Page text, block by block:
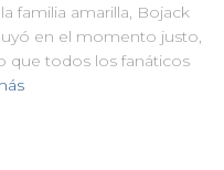
familia amarilla, Bojack
en el momento justo,
que todos los fanáticos